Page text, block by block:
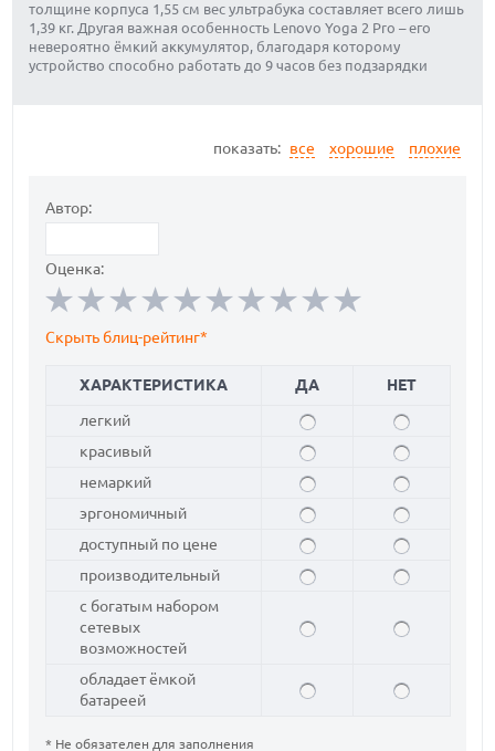
толщине корпуса 1,55 см вес ультрабука составляет всего лишь
1,39 кг. Другая важная особенность Lenovo Yoga 2 Pro – его
невероятно ёмкий аккумулятор, благодаря которому
устройство способно работать до 9 часов без подзарядки
показать: все хорошие плохие
Автор:
Оценка:
Скрыть блиц-рейтинг*
ХАРАКТЕРИСТИКА ДА
НЕТ
легкий
красивый
немаркий
эргономичный
доступный по цене
производительный
с богатым набором
сетевых
возможностей
обладает ёмкой
батареей
* Не обязателен для заполнения